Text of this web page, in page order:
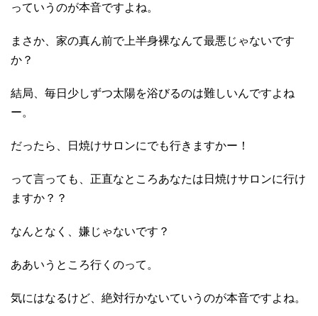
っていうのが本音ですよね。
まさか、家の真ん前で上半身裸なんて最悪じゃないです
か？
結局、毎日少しずつ太陽を浴びるのは難しいんですよね
ー。
だったら、日焼けサロンにでも行きますかー！
って言っても、正直なところあなたは日焼けサロンに行け
ますか？？
なんとなく、嫌じゃないです？
ああいうところ行くのって。
気にはなるけど、絶対行かないていうのが本音ですよね。